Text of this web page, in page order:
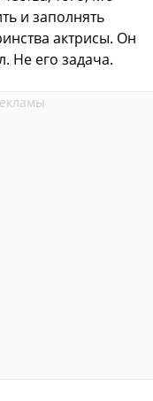
и заполнять
актрисы. Он
Не его задача.